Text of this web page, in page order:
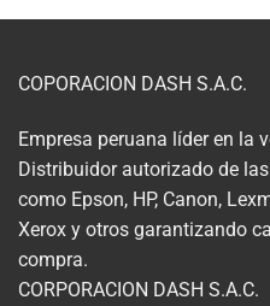
COPORACION DASH S.A.C.
Empresa peruana líder en la
Distribuidor autorizado de
como Epson, HP, Canon,
Xerox y otros garantizando
compra.
CORPORACION DASH S.A.C.